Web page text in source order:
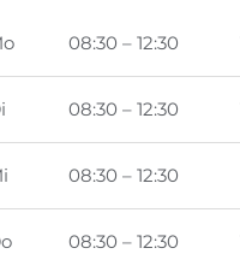
08:30 – 12:30
08:30 – 12:30
08:30 – 12:30
08:30 – 12:30